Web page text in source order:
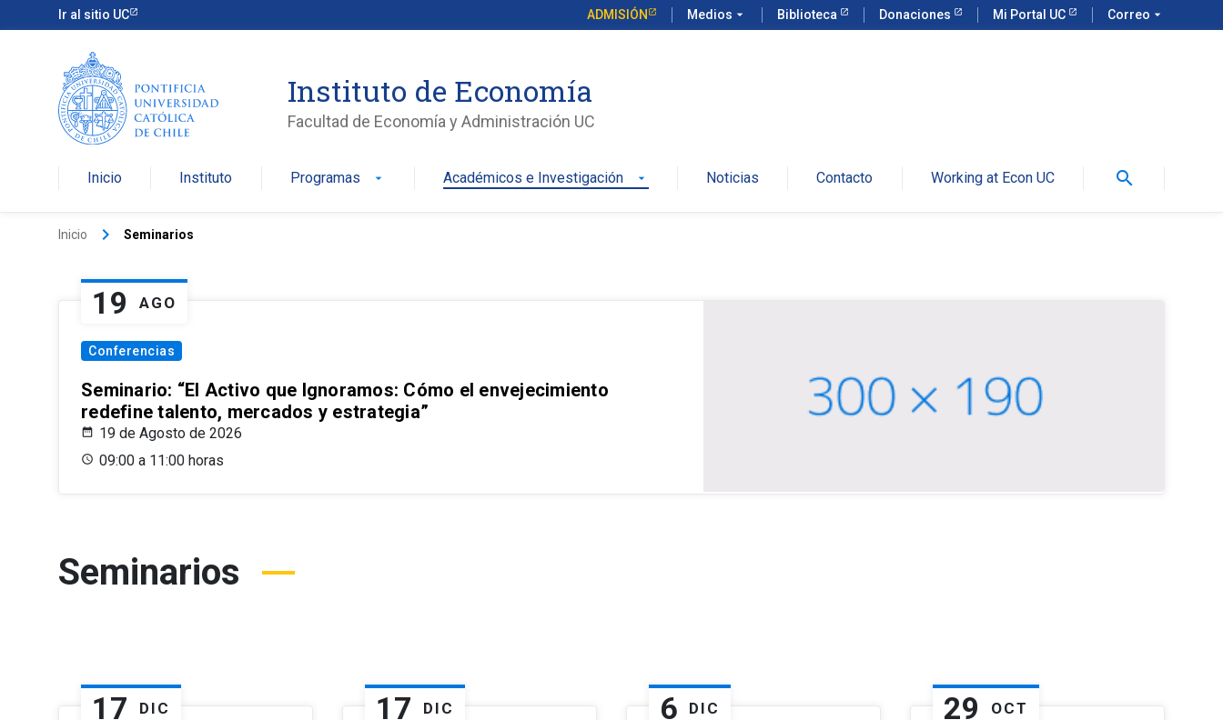
Ir al sitio UC ADMISIÓN Medios arrow_drop_down Biblioteca Donaciones Mi Portal UC Correo arrow_drop_down
Instituto de Economía
Facultad de Economía y Administración UC
Inicio Instituto Programas arrow_drop_down Académicos e Investigación arrow_drop_down Noticias Contacto Working at Econ UC search
Inicio keyboard_arrow_right Seminarios
19 AGO
Conferencias
Seminario: “El Activo que Ignoramos: Cómo el envejecimiento
redefine talento, mercados y estrategia”
19 de Agosto de 2026
09:00 a 11:00 horas
Seminarios
17 DIC 17 DIC 6 DIC 29 OCT